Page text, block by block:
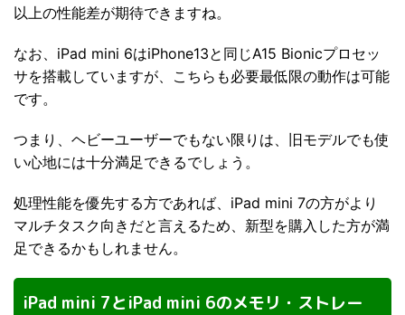
以上の性能差が期待できますね。
なお、iPad mini 6はiPhone13と同じA15 Bionicプロセッ
サを搭載していますが、こちらも必要最低限の動作は可能
です。
つまり、ヘビーユーザーでもない限りは、旧モデルでも使
い心地には十分満足できるでしょう。
処理性能を優先する方であれば、iPad mini 7の方がより
マルチタスク向きだと言えるため、新型を購入した方が満
足できるかもしれません。
iPad mini 7とiPad mini 6のメモリ・ストレー